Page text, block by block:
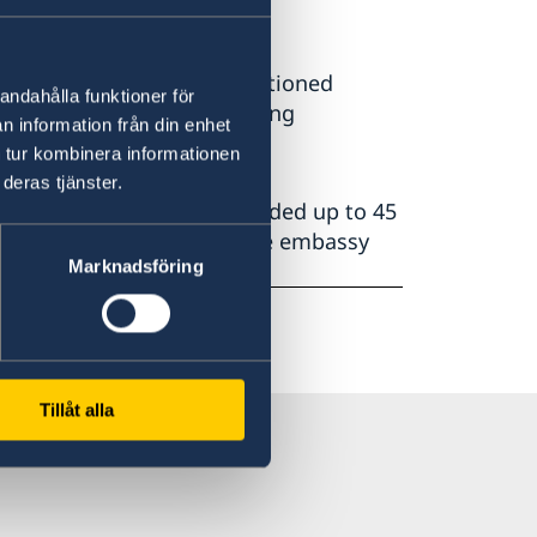
funktioner för
information från din enhet
kombinera informationen
tjänster.
Marknadsföring
Tillåt alla
| Home .
in any of the above-mentioned
while your visa is being
Embassy in Kenya.
15 days but can be extended up to 45
counted from the date the embassy